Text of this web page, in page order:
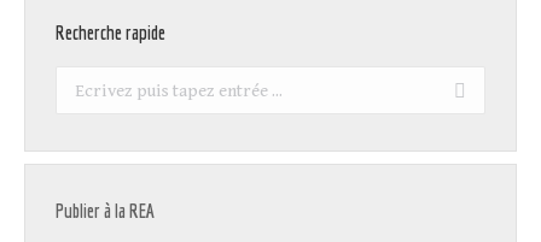
Recherche rapide
Recherche
Publier à la REA